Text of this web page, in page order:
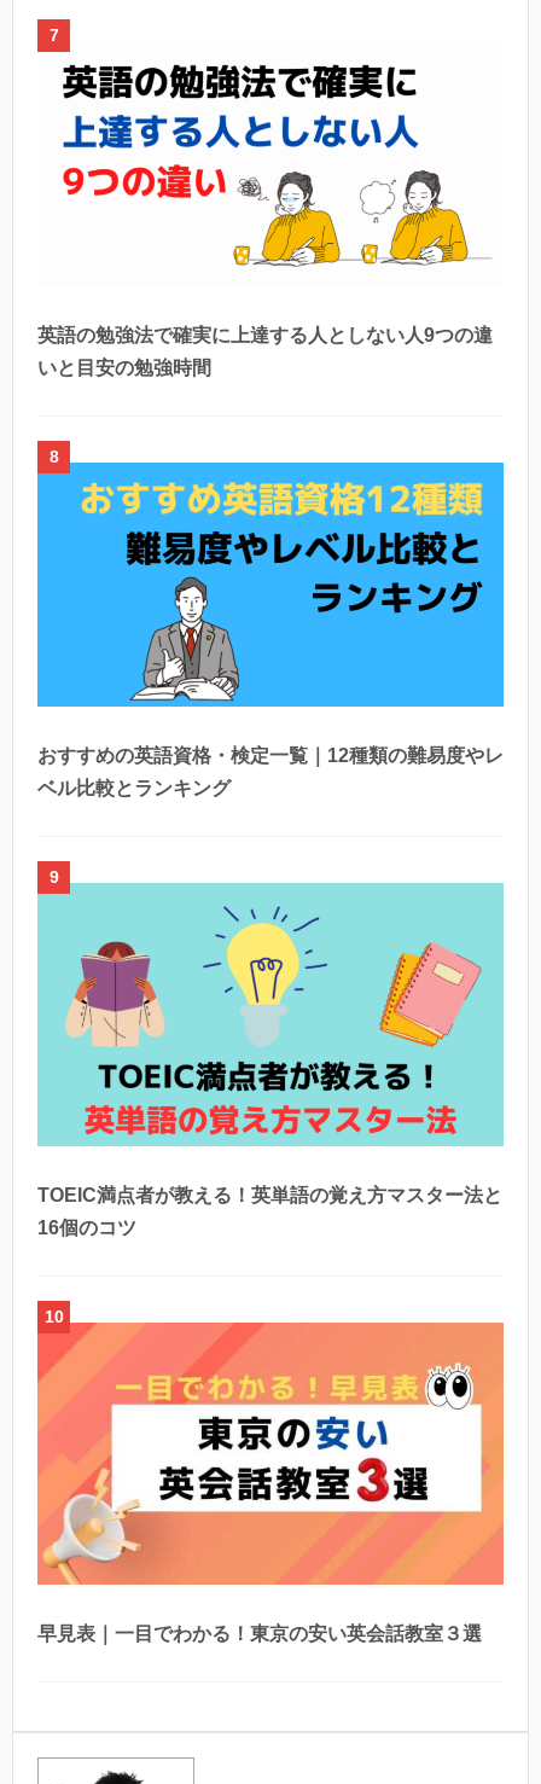
7
英語の勉強法で確実に上達する人としない人9つの違
いと目安の勉強時間
8
おすすめの英語資格・検定一覧｜12種類の難易度やレ
ベル比較とランキング
9
TOEIC満点者が教える！英単語の覚え方マスター法と
16個のコツ
10
早見表｜一目でわかる！東京の安い英会話教室３選